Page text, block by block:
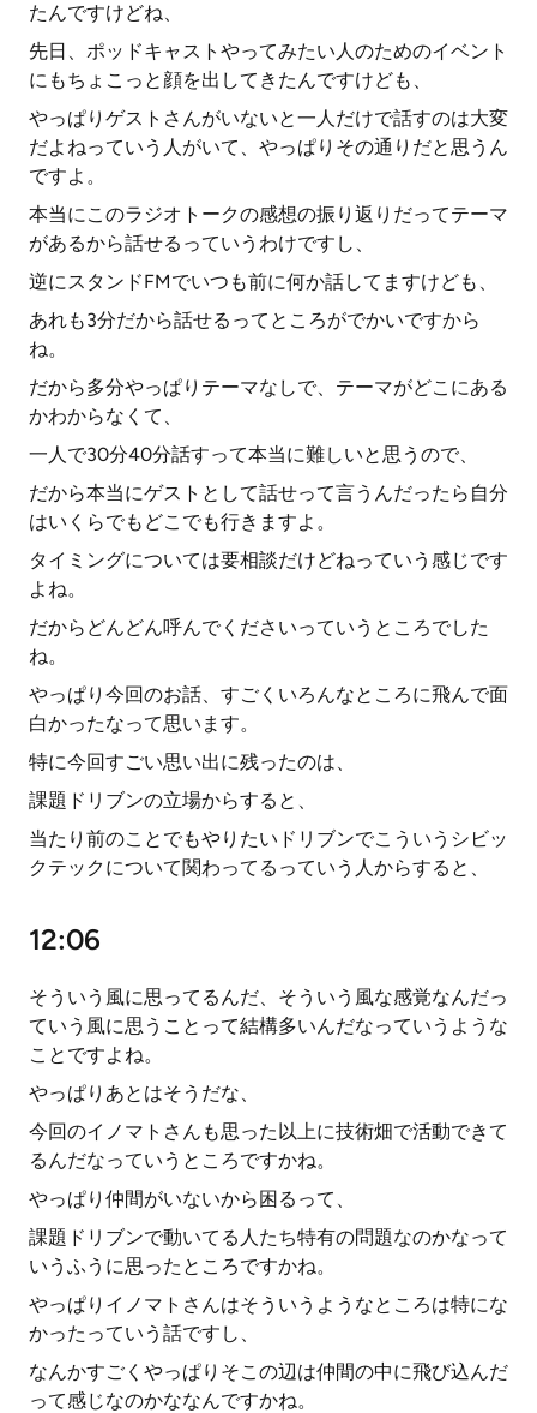
たんですけどね、
先日、ポッドキャストやってみたい人のためのイベント
にもちょこっと顔を出してきたんですけども、
やっぱりゲストさんがいないと一人だけで話すのは大変
だよねっていう人がいて、やっぱりその通りだと思うん
ですよ。
本当にこのラジオトークの感想の振り返りだってテーマ
があるから話せるっていうわけですし、
逆にスタンドFMでいつも前に何か話してますけども、
あれも3分だから話せるってところがでかいですから
ね。
だから多分やっぱりテーマなしで、テーマがどこにある
かわからなくて、
一人で30分40分話すって本当に難しいと思うので、
だから本当にゲストとして話せって言うんだったら自分
はいくらでもどこでも行きますよ。
タイミングについては要相談だけどねっていう感じです
よね。
だからどんどん呼んでくださいっていうところでした
ね。
やっぱり今回のお話、すごくいろんなところに飛んで面
白かったなって思います。
特に今回すごい思い出に残ったのは、
課題ドリブンの立場からすると、
当たり前のことでもやりたいドリブンでこういうシビッ
クテックについて関わってるっていう人からすると、
12:06
そういう風に思ってるんだ、そういう風な感覚なんだっ
ていう風に思うことって結構多いんだなっていうような
ことですよね。
やっぱりあとはそうだな、
今回のイノマトさんも思った以上に技術畑で活動できて
るんだなっていうところですかね。
やっぱり仲間がいないから困るって、
課題ドリブンで動いてる人たち特有の問題なのかなって
いうふうに思ったところですかね。
やっぱりイノマトさんはそういうようなところは特にな
かったっていう話ですし、
なんかすごくやっぱりそこの辺は仲間の中に飛び込んだ
って感じなのかななんですかね。